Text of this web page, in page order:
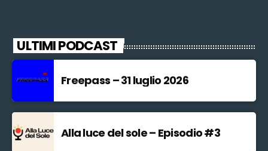
ULTIMI PODCAST
Freepass – 31 luglio 2026
Alla luce del sole – Episodio #3